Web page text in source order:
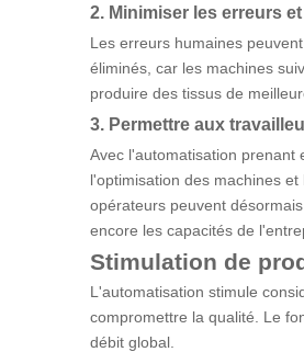
2. Minimiser les erreurs
Les erreurs humaines
éliminés, car les machines
produire des tissus de
3. Permettre aux
Avec l'automatisation prenant
l'optimisation des machines
opérateurs peuvent
encore les capacités de
Stimulation de
L'automatisation stimule
compromettre la qualité. Le
débit global.